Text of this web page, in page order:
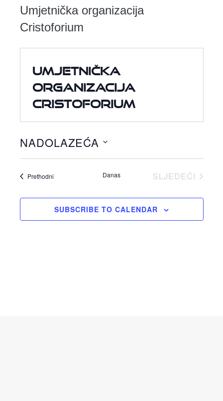
Umjetnička organizacija
Cristoforium
Umjetnička
organizacija
Cristoforium
NADOLAZEĆA
PrethodniDogađaji Danas
SLJEDEĆI
SUBSCRIBE TO CALENDAR